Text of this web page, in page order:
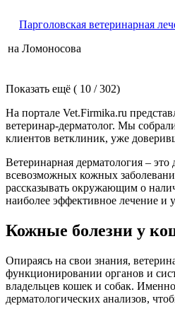
Парголовская ветеринарная
на Ломоносова
Показать ещё ( 10 / 302)
На портале Vet.Firmika.ru
ветеринар-дерматолог. Мы
клиентов ветклиник, уже
Ветеринарная дерматология –
всевозможных кожных
рассказывать окружающим о
наиболее эффективное лечение
Кожные болезни у
Опираясь на свои знания,
функционировании органов и
владельцев кошек и собак.
дерматологических анализов,